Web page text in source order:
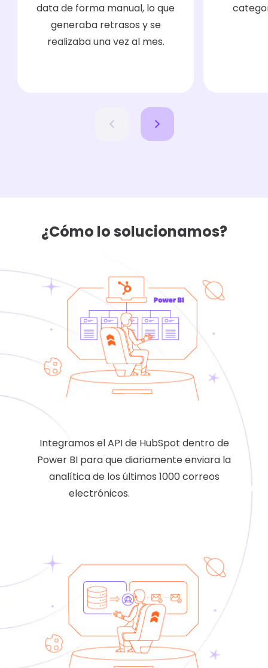
Con ella, teníamos que esperar hasta cada fin
de mes para poder visualizar los indicadores
data de forma manual, lo que
generaba retrasos y se
realizaba una vez al mes.
¿Cómo lo solucionamos?
Integramos el API de HubSpot dentro de
Power BI para que diariamente enviara la
analítica de los últimos 1000 correos
electrónicos.